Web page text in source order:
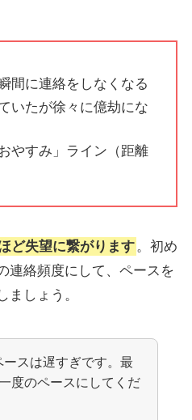
間に連絡をしなくなる
いたが徐々に億劫にな
やすみ」ライン（距離
ど失望に繋がります。初め
連絡頻度にして、ペースを
ましょう。
ースは遅すぎです。最
度のペースにしてくだ